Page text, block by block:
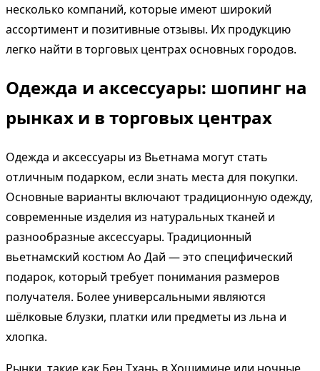
несколько компаний, которые имеют широкий
ассортимент и позитивные отзывы. Их продукцию
легко найти в торговых центрах основных городов.
Одежда и аксессуары: шопинг на
рынках и в торговых центрах
Одежда и аксессуары из Вьетнама могут стать
отличным подарком, если знать места для покупки.
Основные варианты включают традиционную одежду,
современные изделия из натуральных тканей и
разнообразные аксессуары. Традиционный
вьетнамский костюм Ао Дай — это специфический
подарок, который требует понимания размеров
получателя. Более универсальными являются
шёлковые блузки, платки или предметы из льна и
хлопка.